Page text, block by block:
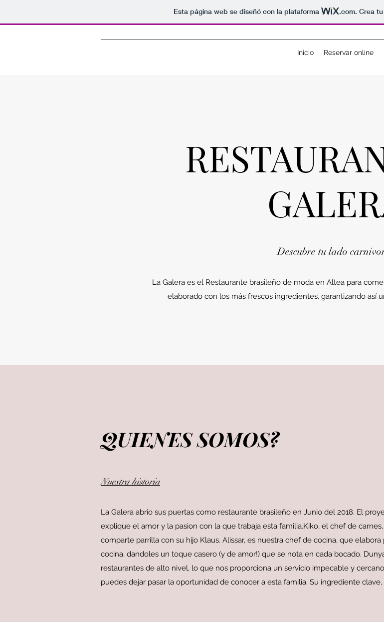
Esta página web se diseñó con la plataforma .com. Crea
Inicio Reservar online
Descubre tu lado
La Galera es el Restaurante brasileño de moda en Altea para
elaborado con los más frescos ingredientes, garantizando así
QUIENES SOMOS?
Nuestra historia
La Galera abrio sus puertas como restaurante brasileño en Junio del 2018. El
explique el amor y la pasion con la que trabaja esta familia.Kiko, el chef de
comparte parrilla con su hijo Klaus. Alissar, es nuestra chef de cocina, que
cocina, dandoles un toque casero (y de amor!) que se nota en cada bocado.
restaurantes de alto nivel, lo que nos proporciona un servicio impecable y
puedes dejar pasar la oportunidad de conocer a esta familia. Su ingrediente